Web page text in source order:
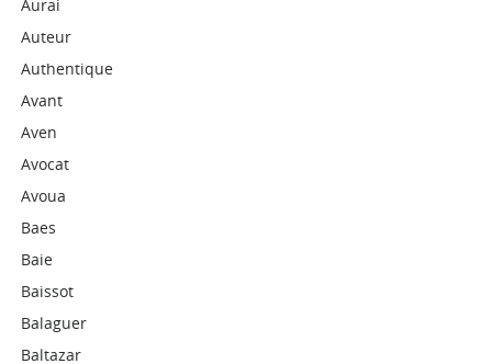
Aurai
Auteur
Authentique
Avant
Aven
Avocat
Avoua
Baes
Baie
Baissot
Balaguer
Baltazar